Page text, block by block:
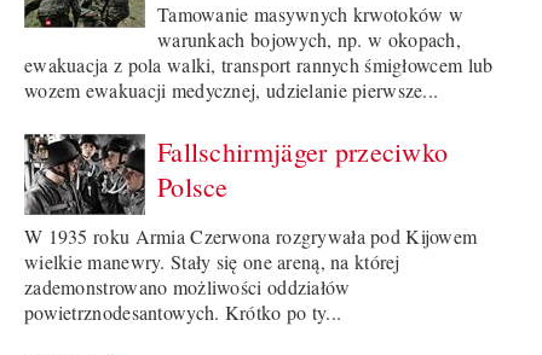
Tamowanie masywnych krwotoków w
warunkach bojowych, np. w okopach,
ewakuacja z pola walki, transport rannych śmigłowcem lub
wozem ewakuacji medycznej, udzielanie pierwsze...
Fallschirmjäger przeciwko
Polsce
W 1935 roku Armia Czerwona rozgrywała pod Kijowem
wielkie manewry. Stały się one areną, na której
zademonstrowano możliwości oddziałów
powietrznodesantowych. Krótko po ty...